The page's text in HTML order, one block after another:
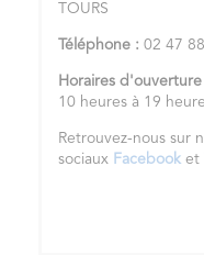
TOURS
Téléphone : 02 47
Horaires d'ouverture
10 heures à 19
Retrouvez-nous sur
sociaux Facebook et